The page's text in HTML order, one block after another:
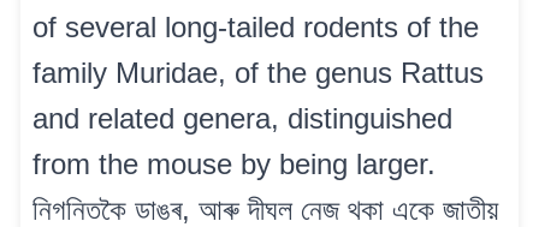
of several long-tailed rodents of the
family Muridae, of the genus Rattus
and related genera, distinguished
from the mouse by being larger.
নিগনিতকৈ ডাঙৰ, আৰু দীঘল নেজ থকা একে জাতীয়